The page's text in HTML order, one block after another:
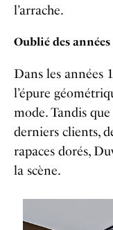
l’arrache.
Oublié des années
Dans les années
l’épure
mode. Tandis
derniers clients,
rapaces dorés,
la scène.